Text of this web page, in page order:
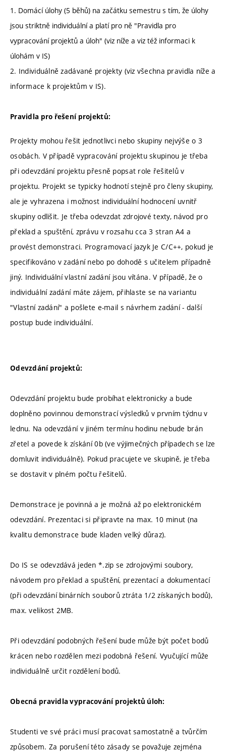
1. Domácí úlohy (5 běhů) na začátku semestru s tím, že úlohy
jsou striktně individuální a platí pro ně "Pravidla pro
vypracování projektů a úloh" (viz níže a viz též informaci k
úlohám v IS)
2. Individuálně zadávané projekty (viz všechna pravidla níže a
informace k projektům v IS).
Pravidla pro řešení projektů:
Projekty mohou řešit jednotlivci nebo skupiny nejvýše o 3
osobách. V případě vypracování projektu skupinou je třeba
při odevzdání projektu přesně popsat role řešitelů v
projektu. Projekt se typicky hodnotí stejně pro členy skupiny,
ale je vyhrazena i možnost individuální hodnocení uvnitř
skupiny odlišit. Je třeba odevzdat zdrojové texty, návod pro
překlad a spuštění, zprávu v rozsahu cca 3 stran A4 a
provést demonstraci. Programovací jazyk Je C/C++, pokud je
specifikováno v zadání nebo po dohodě s učitelem případně
jiný. Individuální vlastní zadání jsou vítána. V případě, že o
individuální zadání máte zájem, přihlaste se na variantu
"Vlastní zadání" a pošlete e-mail s návrhem zadání - další
postup bude individuální.
Odevzdání projektů:
Odevzdání projektu bude probíhat elektronicky a bude
doplněno povinnou demonstrací výsledků v prvním týdnu v
lednu. Na odevzdání v jiném termínu hodinu nebude brán
zřetel a povede k získání 0b (ve výjimečných případech se lze
domluvit individuálně). Pokud pracujete ve skupině, je třeba
se dostavit v plném počtu řešitelů.
Demonstrace je povinná a je možná až po elektronickém
odevzdání. Prezentaci si připravte na max. 10 minut (na
kvalitu demonstrace bude kladen velký důraz).
Do IS se odevzdává jeden *.zip se zdrojovými soubory,
návodem pro překlad a spuštění, prezentací a dokumentací
(při odevzdání binárních souborů ztráta 1/2 získaných bodů),
max. velikost 2MB.
Při odevzdání podobných řešení bude může být počet bodů
krácen nebo rozdělen mezi podobná řešení. Vyučující může
individuálně určit rozdělení bodů.
Obecná pravidla vypracování projektů úloh:
Studenti ve své práci musí pracovat samostatně a tvůrčím
způsobem. Za porušení této zásady se považuje zejména